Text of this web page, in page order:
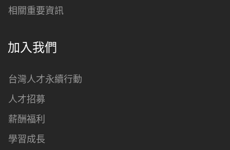
相關重要資訊
加入我們
台灣人才永續行動
人才招募
薪酬福利
學習成長